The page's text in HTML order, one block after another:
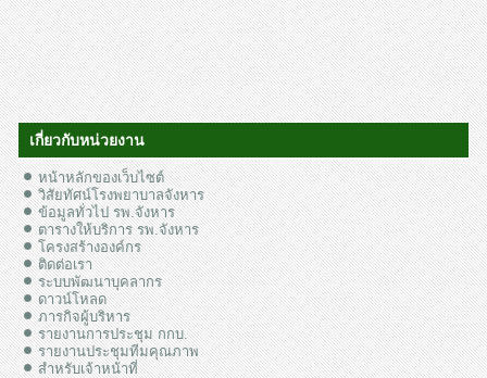
เกี่ยวกับหน่วยงาน
หน้าหลักของเว็บไซต์
วิสัยทัศน์โรงพยาบาลจังหาร
ข้อมูลทั่วไป รพ.จังหาร
ตารางให้บริการ รพ.จังหาร
โครงสร้างองค์กร
ติดต่อเรา
ระบบพัฒนาบุคลากร
ดาวน์โหลด
ภารกิจผู้บริหาร
รายงานการประชุม กกบ.
รายงานประชุมทีมคุณภาพ
สำหรับเจ้าหน้าที่